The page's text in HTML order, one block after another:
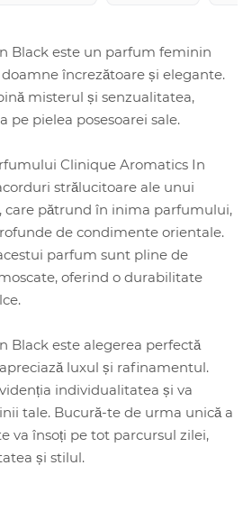
Black este un parfum feminin
încrezătoare și elegante.
misterul și senzualitatea,
pe pielea posesoarei sale.
Clinique Aromatics In
strălucitoare ale unui
pătrund în inima parfumului,
de condimente orientale.
parfum sunt pline de
oferind o durabilitate
Black este alegerea perfectă
luxul și rafinamentul.
individualitatea și va
tale. Bucură-te de urma unică a
va însoți pe tot parcursul zilei,
și stilul.